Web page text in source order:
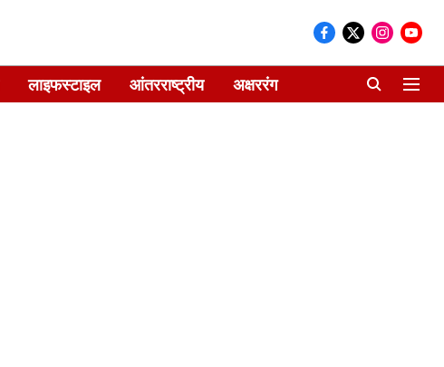
लाइफस्टाइल आंतरराष्ट्रीय अक्षररंग